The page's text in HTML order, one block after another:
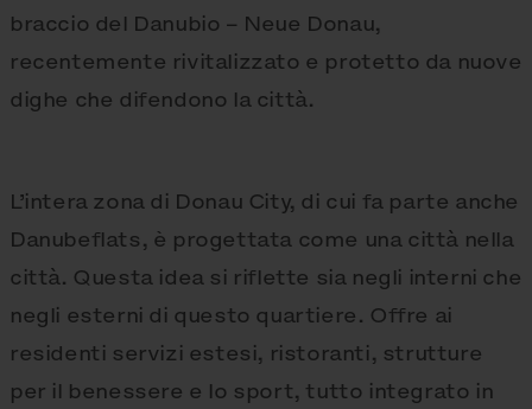
braccio del Danubio – Neue Donau,
recentemente rivitalizzato e protetto da nuove
dighe che difendono la città.
L’intera zona di Donau City, di cui fa parte anche
Danubeflats, è progettata come una città nella
città. Questa idea si riflette sia negli interni che
negli esterni di questo quartiere. Offre ai
residenti servizi estesi, ristoranti, strutture
per il benessere e lo sport, tutto integrato in